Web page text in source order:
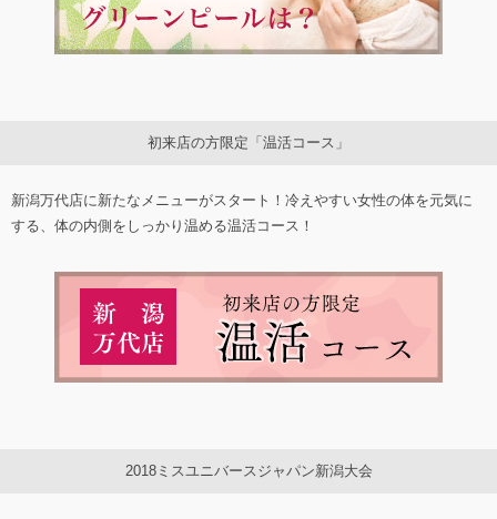
初来店の方限定「温活コース」
新潟万代店に新たなメニューがスタート！冷えやすい女性の体を元気に
する、体の内側をしっかり温める温活コース！
2018ミスユニバースジャパン新潟大会